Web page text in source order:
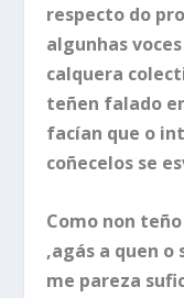
respecto do
algunhas
calquera
teñen falado
facían que o
coñecelos se
Como non
,agás a quen
me pareza